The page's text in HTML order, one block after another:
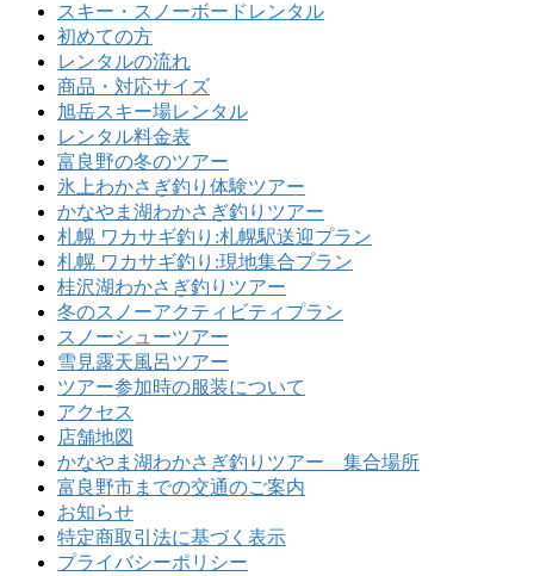
スキー・スノーボードレンタル
初めての方
レンタルの流れ
商品・対応サイズ
旭岳スキー場レンタル
レンタル料金表
富良野の冬のツアー
氷上わかさぎ釣り体験ツアー
かなやま湖わかさぎ釣りツアー
札幌 ワカサギ釣り:札幌駅送迎プラン
札幌 ワカサギ釣り:現地集合プラン
桂沢湖わかさぎ釣りツアー
冬のスノーアクティビティプラン
スノーシューツアー
雪見露天風呂ツアー
ツアー参加時の服装について
アクセス
店舗地図
かなやま湖わかさぎ釣りツアー 集合場所
富良野市までの交通のご案内
お知らせ
特定商取引法に基づく表示
プライバシーポリシー